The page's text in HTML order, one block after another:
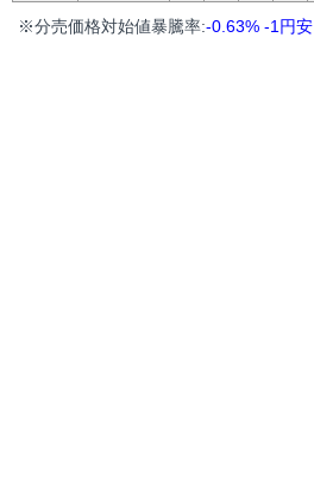
※分売価格対始値暴騰率:-0.63% -1円安